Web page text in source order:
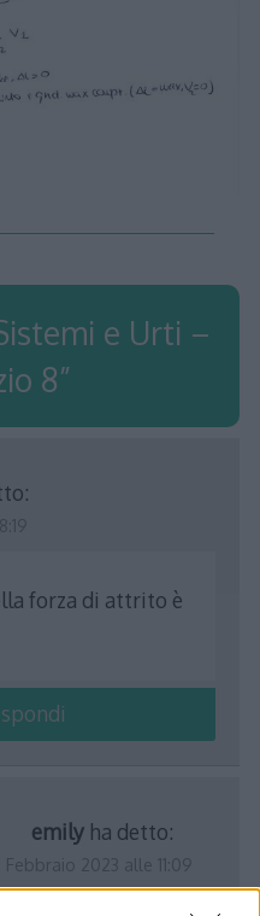
e Urti –
8”
forza di attrito è
emily ha detto:
Febbraio 2023 alle 11:09